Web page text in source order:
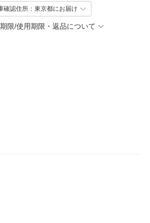
確認住所：東京都にお届け
限/使用期限・返品について